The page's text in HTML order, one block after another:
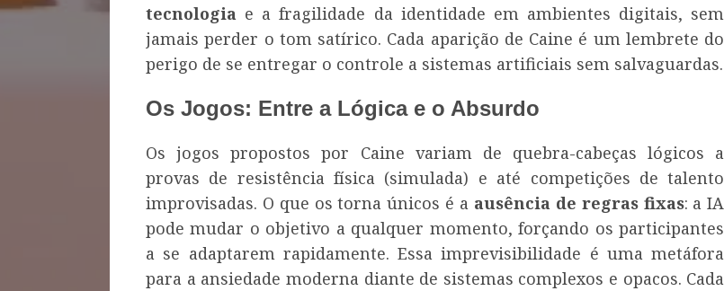
tecnologia e a fragilidade da identidade em ambientes digitais, sem
jamais perder o tom satírico. Cada aparição de Caine é um lembrete do
perigo de se entregar o controle a sistemas artificiais sem salvaguardas.
Os Jogos: Entre a Lógica e o Absurdo
Os jogos propostos por Caine variam de quebra-cabeças lógicos a
provas de resistência física (simulada) e até competições de talento
improvisadas. O que os torna únicos é a ausência de regras fixas: a IA
pode mudar o objetivo a qualquer momento, forçando os participantes
a se adaptarem rapidamente. Essa imprevisibilidade é uma metáfora
para a ansiedade moderna diante de sistemas complexos e opacos. Cada